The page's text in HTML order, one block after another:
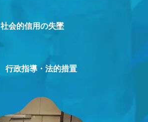
社会的信用の失墜
行政指導・法的措置